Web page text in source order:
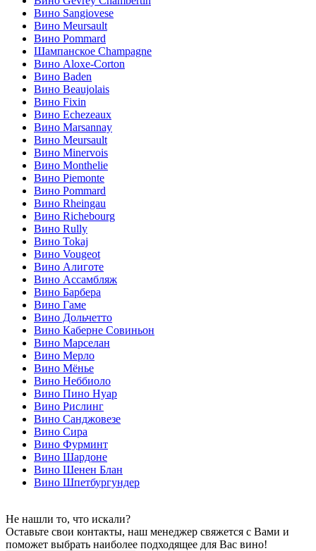
Вино Sangiovese
Вино Meursault
Вино Pommard
Шампанское Champagne
Вино Aloxe-Corton
Вино Baden
Вино Beaujolais
Вино Fixin
Вино Echezeaux
Вино Marsannay
Вино Meursault
Вино Minervois
Вино Monthelie
Вино Piemonte
Вино Pommard
Вино Rheingau
Вино Richebourg
Вино Rully
Вино Tokaj
Вино Vougeot
Вино Алиготе
Вино Ассамбляж
Вино Барбера
Вино Гаме
Вино Дольчетто
Вино Каберне Совиньон
Вино Марселан
Вино Мерло
Вино Мёнье
Вино Неббиоло
Вино Пино Нуар
Вино Рислинг
Вино Санджовезе
Вино Сира
Вино Фурминт
Вино Шардоне
Вино Шенен Блан
Вино Шпетбургундер
Не нашли то, что искали?
Оставьте свои контакты, наш менеджер свяжется с Вами и
поможет выбрать наиболее подходящее для Вас вино!